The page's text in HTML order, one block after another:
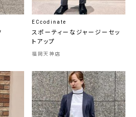
ECcodinate
スポーティーなジャージーセッ
トアップ
福岡天神店